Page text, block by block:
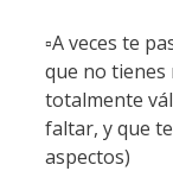
▫️A veces te
que no tienes
totalmente
faltar, y que
aspectos)